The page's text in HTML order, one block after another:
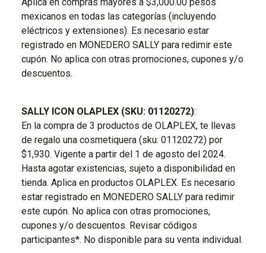
mexicanos en todas las categorías (incluyendo
eléctricos y extensiones). Es necesario estar
registrado en MONEDERO SALLY para redimir este
cupón. No aplica con otras promociones, cupones y/o
descuentos.
SALLY ICON OLAPLEX (SKU: 01120272):
En la compra de 3 productos de OLAPLEX, te llevas
de regalo una cosmetiquera (sku: 01120272) por
$1,930. Vigente a partir del 1 de agosto del 2024.
Hasta agotar existencias, sujeto a disponibilidad en
tienda. Aplica en productos OLAPLEX. Es necesario
estar registrado en MONEDERO SALLY para redimir
este cupón. No aplica con otras promociones,
cupones y/o descuentos. Revisar códigos
participantes*. No disponible para su venta individual.